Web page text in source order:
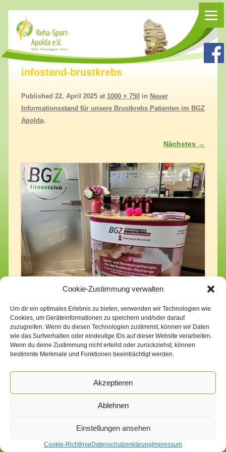
Cookie-Zustimmung verwalten
Um dir ein optimales Erlebnis zu bieten, verwenden wir Technologien wie
Cookies, um Geräteinformationen zu speichern und/oder darauf
zuzugreifen. Wenn du diesen Technologien zustimmst, können wir Daten
wie das Surfverhalten oder eindeutige IDs auf dieser Website verarbeiten.
Wenn du deine Zustimmung nicht erteilst oder zurückziehst, können
bestimmte Merkmale und Funktionen beeinträchtigt werden.
Akzeptieren
Ablehnen
Einstellungen ansehen
Cookie-Richtlinie Datenschutzerklärung Impressum
Rehasport Apolda
infostand-brustkrebs
Published 22. April 2025at 1000 × 750in Neuer
Informationsstand für unsere Brustkrebs Patienten im BGZ
Apolda.
Nächstes →
Datenschutzerklärung